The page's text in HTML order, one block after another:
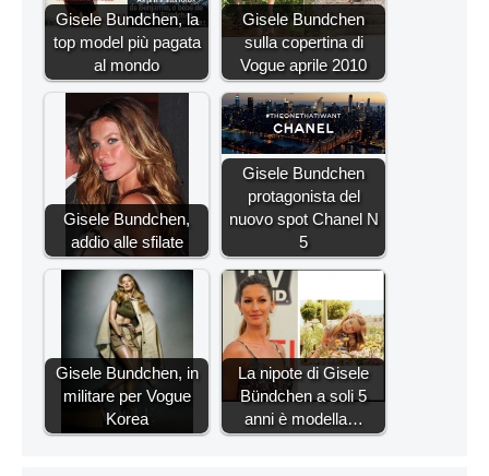
Gisele Bundchen, la
top model più pagata
al mondo
Gisele Bundchen
sulla copertina di
Vogue aprile 2010
Gisele Bundchen,
addio alle sfilate
Gisele Bundchen
protagonista del
nuovo spot Chanel N
5
Gisele Bundchen, in
militare per Vogue
Korea
La nipote di Gisele
Bündchen a soli 5
anni è modella…